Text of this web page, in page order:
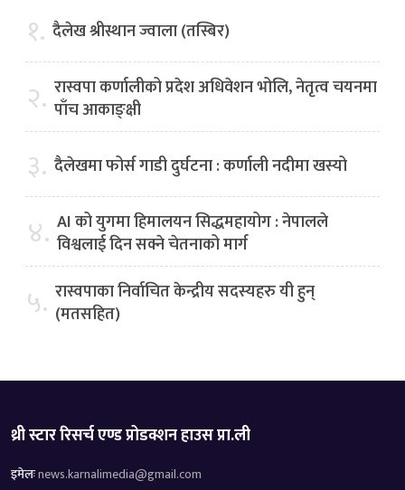
१. दैलेख श्रीस्थान ज्वाला (तस्बिर)
२. रास्वपा कर्णालीको प्रदेश अधिवेशन भोलि, नेतृत्व चयनमा
पाँच आकाङ्क्षी
३. दैलेखमा फोर्स गाडी दुर्घटना : कर्णाली नदीमा खस्यो
४. AI को युगमा हिमालयन सिद्धमहायोग : नेपालले
विश्वलाई दिन सक्ने चेतनाको मार्ग
५. रास्वपाका निर्वाचित केन्द्रीय सदस्यहरु यी हुन्
(मतसहित)
थ्री स्टार रिसर्च एण्ड प्रोडक्शन हाउस प्रा.ली
इमेलःnews.karnalimedia@gmail.com